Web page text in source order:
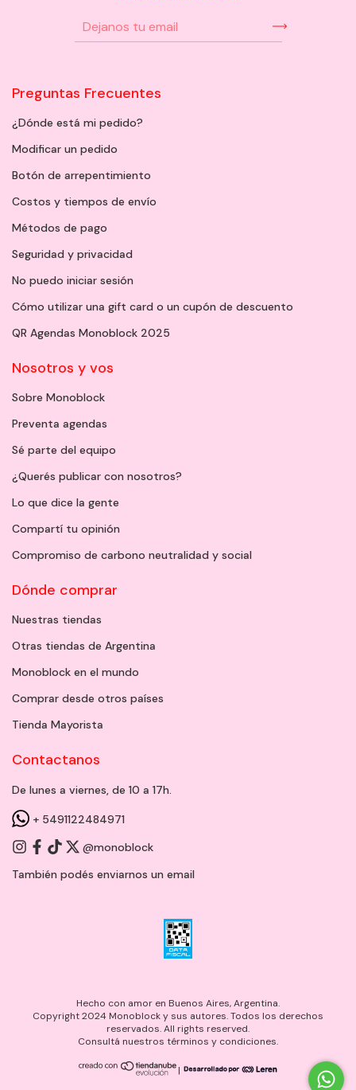
Preguntas Frecuentes
¿Dónde está mi pedido?
Modificar un pedido
Botón de arrepentimiento
Costos y tiempos de envío
Métodos de pago
Seguridad y privacidad
No puedo iniciar sesión
Cómo utilizar una gift card o un cupón de descuento
QR Agendas Monoblock 2025
Nosotros y vos
Sobre Monoblock
Preventa agendas
Sé parte del equipo
¿Querés publicar con nosotros?
Lo que dice la gente
Compartí tu opinión
Compromiso de carbono neutralidad y social
Dónde comprar
Nuestras tiendas
Otras tiendas de Argentina
Monoblock en el mundo
Comprar desde otros países
Tienda Mayorista
Contactanos
De lunes a viernes, de 10 a 17h.
+ 5491122484971
@monoblock
También podés enviarnos un email
Hecho con amor en Buenos Aires, Argentina.
Copyright 2024 Monoblock y sus autores. Todos los derechos
reservados. All rights reserved.
Consultá nuestros términos y condiciones.
|